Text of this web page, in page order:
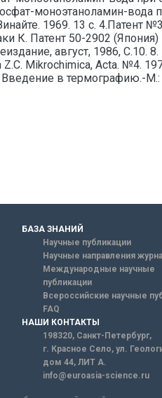
моноэтаноламин-вода
1969. 13 с.
К. Патент 50-2902
август, 1986, С.10.
Mikrochimica, Acta. №4.
Введение в термографию.-
БАЗА ЗНАНИЙ
Научные публикации
Научные направления
Международные научные
публикации
Всероссийские научные
FAQ
НАШИ КОНТАКТЫ
198320, Санкт-Петербург,
г. Красное Село, ул.
дом 44, ЛИТ А.
info@euroasia-science.ru